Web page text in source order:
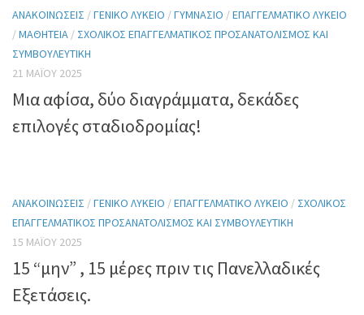
ΑΝΑΚΟΙΝΏΣΕΙΣ /ΓΕΝΙΚΌ ΛΎΚΕΙΟ /ΓΥΜΝΆΣΙΟ /ΕΠΑΓΓΕΛΜΑΤΙΚΌ ΛΎΚΕΙΟ
/ΜΑΘΗΤΕΊΑ / ΣΧΟΛΙΚΌΣ ΕΠΑΓΓΕΛΜΑΤΙΚΌΣ ΠΡΟΣΑΝΑΤΟΛΙΣΜΌΣ ΚΑΙ
ΣΥΜΒΟΥΛΕΥΤΙΚΉ
21 ΜΑΪ́ΟΥ 2025
Μια αφίσα, δύο διαγράμματα, δεκάδες
επιλογές σταδιοδρομίας!
ΑΝΑΚΟΙΝΏΣΕΙΣ /ΓΕΝΙΚΌ ΛΎΚΕΙΟ /ΕΠΑΓΓΕΛΜΑΤΙΚΌ ΛΎΚΕΙΟ / ΣΧΟΛΙΚΌΣ
ΕΠΑΓΓΕΛΜΑΤΙΚΌΣ ΠΡΟΣΑΝΑΤΟΛΙΣΜΌΣ ΚΑΙ ΣΥΜΒΟΥΛΕΥΤΙΚΉ
15 ΜΑΪ́ΟΥ 2025
15 “μην” , 15 μέρες πριν τις Πανελλαδικές
Εξετάσεις.